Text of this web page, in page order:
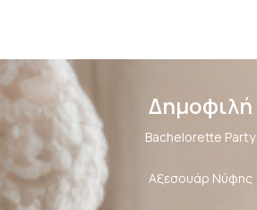
Δημοφιλή
Bachelorette Party
Αξεσουάρ Νύφης